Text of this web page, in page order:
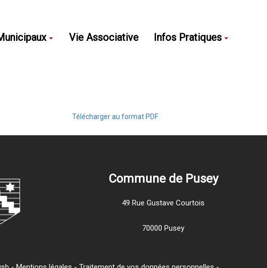
Vie Associative Infos Pratiques
Télécharger au format PDF
Commune de Pusey
49 Rue Gustave Courtois
70000 Pusey